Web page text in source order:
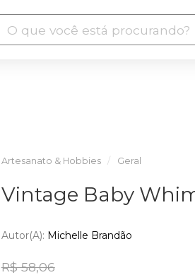
Artesanato & Hobbies Geral
Vintage Baby
Autor(a): Michelle Brandão
R$ 58,06